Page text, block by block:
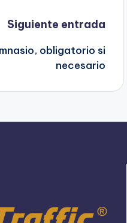
Siguiente entrada
obligatorio si
necesario